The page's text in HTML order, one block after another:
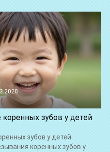
зубов у детей
зубов у детей
коренных зубов у